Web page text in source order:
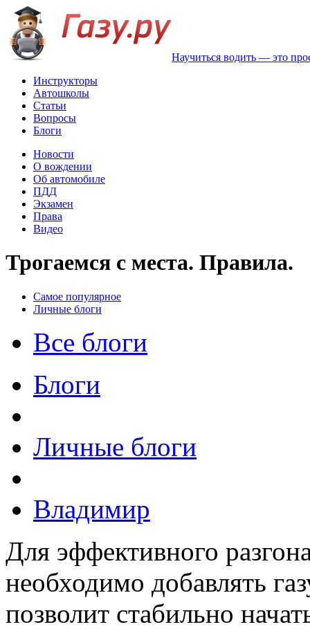
Научиться водить — это
Инструкторы
Автошколы
Статьи
Вопросы
Блоги
Новости
О вождении
Об автомобиле
ПДД
Экзамен
Права
Видео
Трогаемся с места. Правила.
Самое популярное
Личные блоги
Все блоги
Блоги
Личные блоги
Владимир
Для эффективного
необходимо добавлять
позволит стабильно